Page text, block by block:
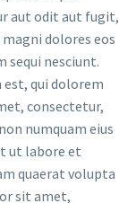
aut odit aut fugit,
dolores eos
sequi nesciunt.
est, qui dolorem
consectetur,
numquam eius
ut labore et
quaerat volupta
sit amet,